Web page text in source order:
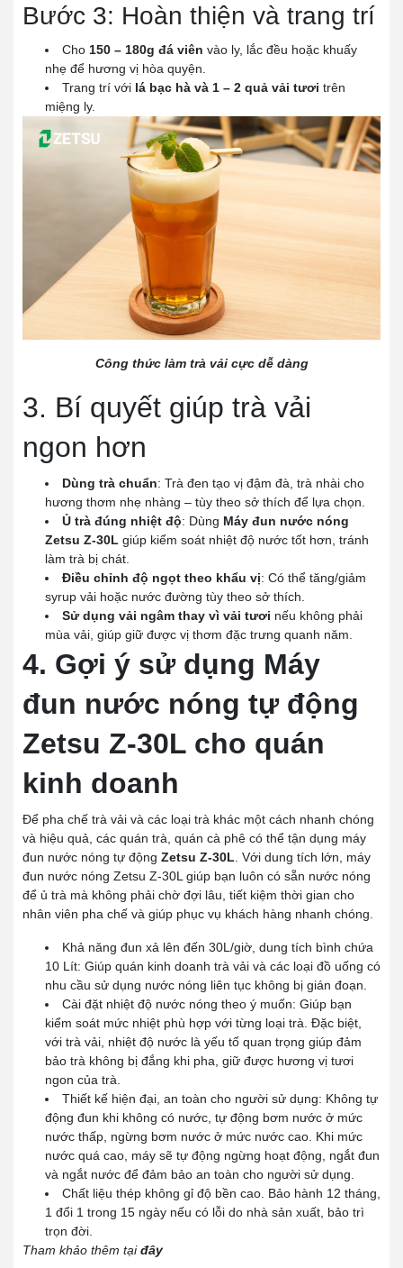
Bước 3: Hoàn thiện và trang trí
Cho 150 – 180g đá viên vào ly, lắc đều hoặc khuấy
nhẹ để hương vị hòa quyện.
Trang trí với lá bạc hà và 1 – 2 quả vải tươi trên
miệng ly.
Công thức làm trà vải cực dễ dàng
3. Bí quyết giúp trà vải
ngon hơn
Dùng trà chuẩn: Trà đen tạo vị đậm đà, trà nhài cho
hương thơm nhẹ nhàng – tùy theo sở thích để lựa chọn.
Ủ trà đúng nhiệt độ: Dùng Máy đun nước nóng
Zetsu Z-30L giúp kiểm soát nhiệt độ nước tốt hơn, tránh
làm trà bị chát.
Điều chỉnh độ ngọt theo khẩu vị: Có thể tăng/giảm
syrup vải hoặc nước đường tùy theo sở thích.
Sử dụng vải ngâm thay vì vải tươi nếu không phải
mùa vải, giúp giữ được vị thơm đặc trưng quanh năm.
4. Gợi ý sử dụng Máy
đun nước nóng tự động
Zetsu Z-30L cho quán
kinh doanh
Để pha chế trà vải và các loại trà khác một cách nhanh chóng
và hiệu quả, các quán trà, quán cà phê có thể tận dụng máy
đun nước nóng tự động Zetsu Z-30L. Với dung tích lớn, máy
đun nước nóng Zetsu Z-30L giúp bạn luôn có sẵn nước nóng
để ủ trà mà không phải chờ đợi lâu, tiết kiệm thời gian cho
nhân viên pha chế và giúp phục vụ khách hàng nhanh chóng.
Khả năng đun xả lên đến 30L/giờ, dung tích bình chứa
10 Lít: Giúp quán kinh doanh trà vải và các loại đồ uống có
nhu cầu sử dụng nước nóng liên tục không bị gián đoạn.
Cài đặt nhiệt độ nước nóng theo ý muốn: Giúp bạn
kiểm soát mức nhiệt phù hợp với từng loại trà. Đặc biệt,
với trà vải, nhiệt độ nước là yếu tố quan trọng giúp đảm
bảo trà không bị đắng khi pha, giữ được hương vị tươi
ngon của trà.
Thiết kế hiện đại, an toàn cho người sử dụng: Không tự
động đun khi không có nước, tự động bơm nước ở mức
nước thấp, ngừng bơm nước ở mức nước cao. Khi mức
nước quá cao, máy sẽ tự động ngừng hoạt động, ngắt đun
và ngắt nước để đảm bảo an toàn cho người sử dụng.
Chất liệu thép không gỉ độ bền cao. Bảo hành 12 tháng,
1 đổi 1 trong 15 ngày nếu có lỗi do nhà sản xuất, bảo trì
trọn đời.
Tham khảo thêm tạiđây